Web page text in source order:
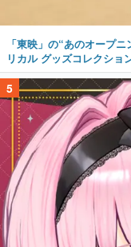
「東映」の“あのオープ
リカル グッズコレクショ
5